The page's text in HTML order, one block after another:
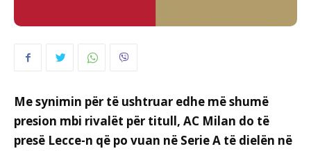
Me synimin për të ushtruar edhe më shumë
presion mbi rivalët për titull, AC Milan do të
presë Lecce-n që po vuan në Serie A të dielën në